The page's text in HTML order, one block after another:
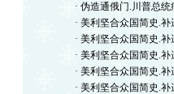
· 伪造通俄门.川普总
· 美利坚合众国简史.
· 美利坚合众国简史.
· 美利坚合众国简史.补
· 美利坚合众国简史.
· 美利坚合众国简史.